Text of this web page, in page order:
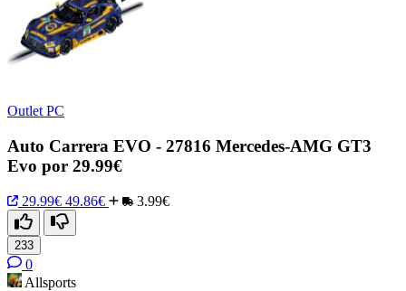
Outlet PC
Auto Carrera EVO - 27816 Mercedes-AMG GT3
Evo por 29.99€
29.99€ 49.86€ 3.99€
233
0
Allsports